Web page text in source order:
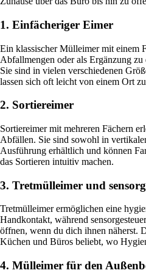
1. Einfächeriger Eimer
Ein klassischer Mülleimer mit einem
Abfallmengen oder als Ergänzung zu
Sie sind in vielen verschiedenen
lassen sich oft leicht von einem Ort
2. Sortiereimer
Sortiereimer mit mehreren Fächern
Abfällen. Sie sind sowohl in
Ausführung erhältlich und können
das Sortieren intuitiv machen.
3. Tretmülleimer und
Tretmülleimer ermöglichen eine
Handkontakt, während
öffnen, wenn du dich ihnen näherst.
Küchen und Büros beliebt, wo
4. Mülleimer für den